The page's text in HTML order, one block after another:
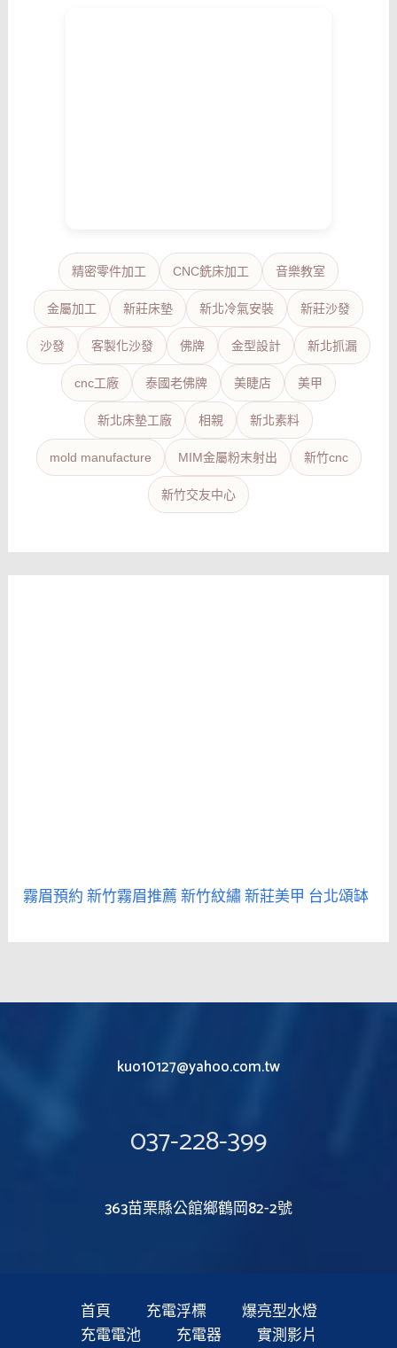
精密零件加工 CNC銑床加工 音樂教室
金屬加工 新莊床墊 新北冷氣安裝 新莊沙發
沙發 客製化沙發 佛牌 金型設計 新北抓漏
cnc工廠 泰國老佛牌 美睫店 美甲
新北床墊工廠 相親 新北素料
mold manufacture MIM金屬粉末射出 新竹cnc
新竹交友中心
霧眉預約新竹霧眉推薦新竹紋繡新莊美甲 台北頌缽
kuo10127@yahoo.com.tw
037-228-399
363苗栗縣公館鄉鶴岡82-2號
首頁 充電浮標
爆亮型水燈
充電電池
充電器
實測影片